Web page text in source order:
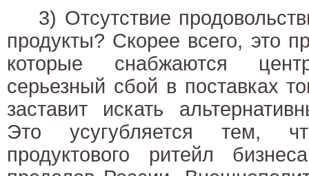
3) Отсутствие
продукты? Скорее всего, это
которые снабжаются
серьезный сбой в поставках
заставит искать
Это усугубляется тем,
продуктового ритейл